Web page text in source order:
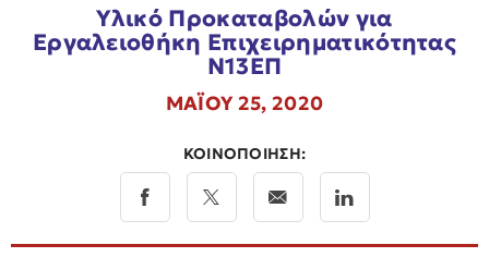
Υλικό Προκαταβολών για
Εργαλειοθήκη Επιχειρηματικότητας
Ν13ΕΠ
ΜΑΪ́ΟΥ 25, 2020
ΚΟΙΝΟΠΟΙΗΣΗ: